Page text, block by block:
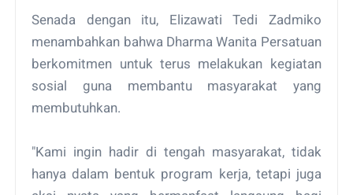
Senada dengan itu, Elizawati Tedi Zadmiko
menambahkan bahwa Dharma Wanita Persatuan
berkomitmen untuk terus melakukan kegiatan
sosial guna membantu masyarakat yang
membutuhkan.
"Kami ingin hadir di tengah masyarakat, tidak
hanya dalam bentuk program kerja, tetapi juga